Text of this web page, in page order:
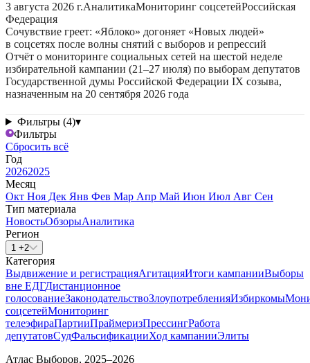
3 августа 2026 г.АналитикаМониторинг соцсетейРоссийская
Федерация
Сочувствие греет: «Яблоко» догоняет «Новых людей»
в соцсетях после волны снятий с выборов и репрессий
Отчёт о мониторинге социальных сетей на шестой неделе
избирательной кампании (21–27 июля) по выборам депутатов
Государственной думы Российской Федерации IX созыва,
назначенным на 20 сентября 2026 года
Фильтры (4)▾
Фильтры
Сбросить всё
Год
20262025
Месяц
Окт Ноя Дек Янв Фев Мар Апр Май Июн Июл Авг Сен
Тип материала
НовостьОбзорыАналитика
Регион
1 +2
Категория
Выдвижение и регистрацияАгитацияИтоги кампанииВыборы
вне ЕДГДистанционное
голосованиеЗаконодательствоЗлоупотребленияИзбиркомы
соцсетейМониторинг
телеэфираПартииПраймеризПрессингРабота
депутатовСудФальсификацииХод кампанииЭлиты
Атлас Выборов, 2025–2026